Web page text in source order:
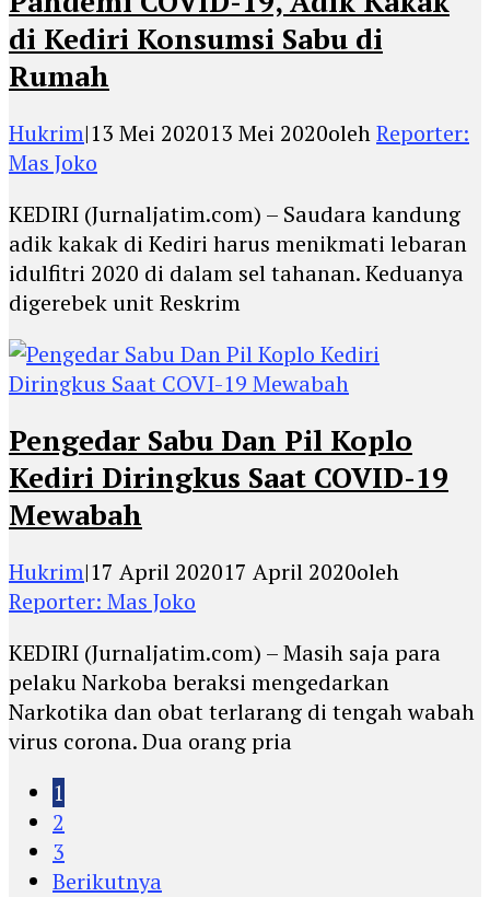
di Kediri Konsumsi Sabu di
Rumah
Hukrim|13 Mei 202013 Mei 2020olehReporter:
Mas Joko
KEDIRI (Jurnaljatim.com) – Saudara kandung
adik kakak di Kediri harus menikmati lebaran
idulfitri 2020 di dalam sel tahanan. Keduanya
digerebek unit Reskrim
Pengedar Sabu Dan Pil Koplo
Kediri Diringkus Saat COVID-19
Mewabah
Hukrim|17 April 202017 April 2020oleh
Reporter: Mas Joko
KEDIRI (Jurnaljatim.com) – Masih saja para
pelaku Narkoba beraksi mengedarkan
Narkotika dan obat terlarang di tengah wabah
virus corona. Dua orang pria
1
2
3
Berikutnya